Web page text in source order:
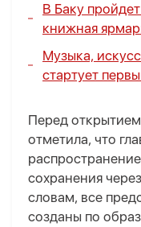
В Баку
книжная
Музыка,
стартует
Перед
отметила, что
сохранения
словам, все
созданы по